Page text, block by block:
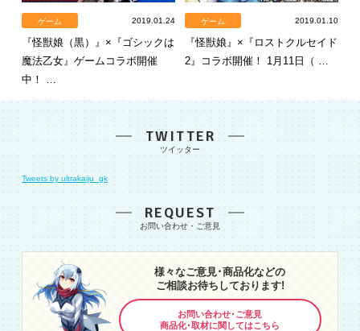
ゲーム 2019.01.24
『怪獣娘（黒）』×『ゴシックは
魔法乙女』ゲームコラボ開催
中！ …
ゲーム 2019.01.10
『怪獣娘』×『ロストクルセイド
2』コラボ開催！ 1月11日（ …
TWITTER
Tweets by ultrakaiju_gk
REQUEST
様々なご意見･商品化などの
ご相談お待ちしております!
お問い合わせ･ご意見
商品化･取材に関してはこちら